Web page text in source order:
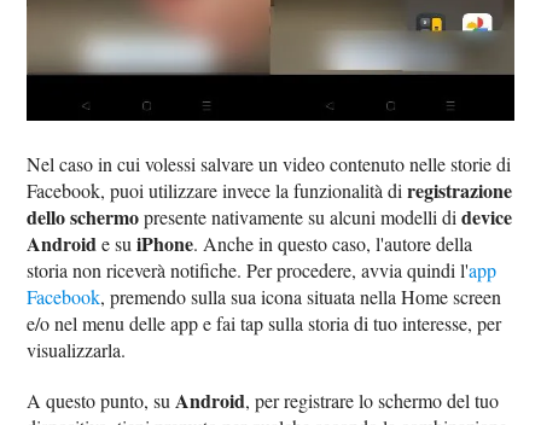
Nel caso in cui volessi salvare un video contenuto nelle storie di
Facebook, puoi utilizzare invece la funzionalità diregistrazione
dello schermopresente nativamente su alcuni modelli didevice
Androide suiPhone. Anche in questo caso, l'autore della
storia non riceverà notifiche. Per procedere, avvia quindi l'app
Facebook, premendo sulla sua icona situata nella Home screen
e/o nel menu delle app e fai tap sulla storia di tuo interesse, per
visualizzarla.
A questo punto, su Android, per registrare lo schermo del tuo